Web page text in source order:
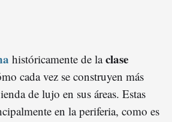
históricamente de laclase
cada vez se construyen más
de lujo en sus áreas. Estas
en la periferia, como es